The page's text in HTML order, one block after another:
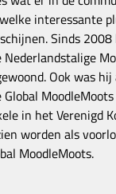
interessante
Sinds
Nederlandstalige
Ook was
Global
in het Verenigd
worden als
MoodleMoots.